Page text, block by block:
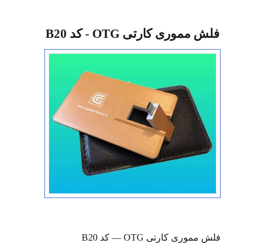
فلش مموری کارتی OTG - کد B20
فلش مموری کارتی OTG — کد B20